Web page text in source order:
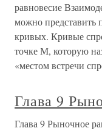
равновесие
можно представить
кривых. Кривые
точке М, которую
«местом встречи
Глава 9
Глава 9 Рыночное